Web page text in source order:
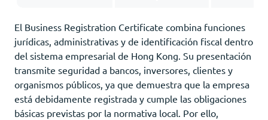
El Business Registration Certificate combina funciones
jurídicas, administrativas y de identificación fiscal dentro
del sistema empresarial de Hong Kong. Su presentación
transmite seguridad a bancos, inversores, clientes y
organismos públicos, ya que demuestra que la empresa
está debidamente registrada y cumple las obligaciones
básicas previstas por la normativa local. Por ello,